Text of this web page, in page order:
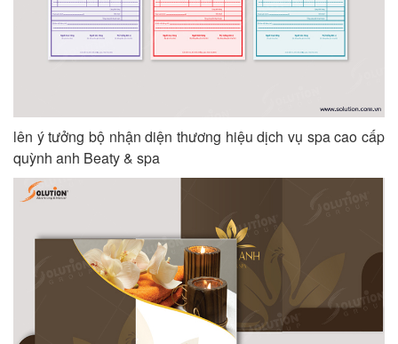
lên ý tưởng bộ nhận diện thương hiệu dịch vụ spa cao cấp
quỳnh anh Beaty & spa